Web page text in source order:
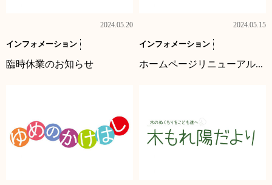
2024.05.20
インフォメーション
臨時休業のお知らせ
2024.05.15
インフォメーション
ホームページリニューアル...